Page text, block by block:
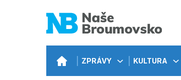
ZPRÁVY KULTURA